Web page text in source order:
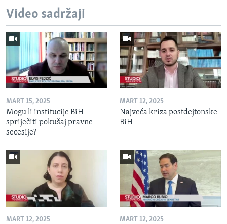
Video sadržaji
MART 15, 2025
Mogu li institucije BiH
spriječiti pokušaj pravne
secesije?
MART 12, 2025
Najveća kriza postdejtonske
BiH
MART 12, 2025 MART 12, 2025